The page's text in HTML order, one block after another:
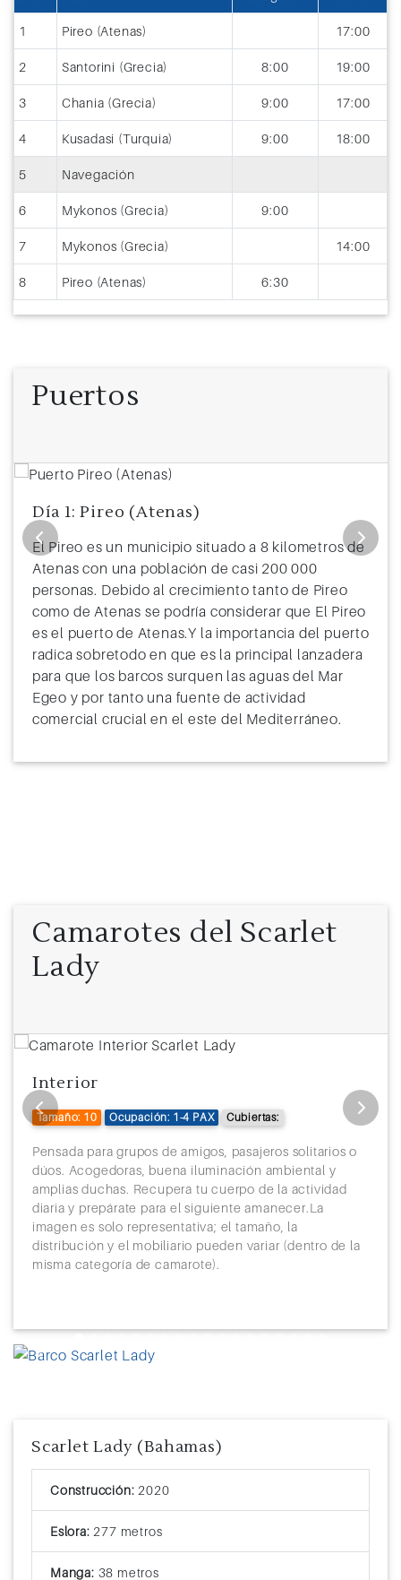
1 Pireo (Atenas) 17:00
2 Santorini (Grecia) 8:00 19:00
3 Chania (Grecia) 9:00 17:00
4 Kusadasi (Turquia) 9:00 18:00
5 Navegación
6 Mykonos (Grecia) 9:00
7 Mykonos (Grecia) 14:00
8 Pireo (Atenas) 6:30
Puertos
Día 1: Pireo (Atenas)
El Pireo es un municipio situado a 8 kilometros de
Atenas con una población de casi 200 000
personas. Debido al crecimiento tanto de Pireo
como de Atenas se podría considerar que El Pireo
es el puerto de Atenas.Y la importancia del puerto
radica sobretodo en que es la principal lanzadera
para que los barcos surquen las aguas del Mar
Egeo y por tanto una fuente de actividad
comercial crucial en el este del Mediterráneo.
Camarotes del Scarlet
Lady
Interior
Tamaño: 10 Ocupación: 1-4 PAX Cubiertas:
Pensada para grupos de amigos, pasajeros solitarios o
dúos. Acogedoras, buena iluminación ambiental y
amplias duchas. Recupera tu cuerpo de la actividad
diaria y prepárate para el siguiente amanecer.La
imagen es solo representativa; el tamaño, la
distribución y el mobiliario pueden variar (dentro de la
misma categoría de camarote).
Previous
Scarlet Lady (Bahamas)
Construcción: 2020
Eslora: 277 metros
Manga: 38 metros